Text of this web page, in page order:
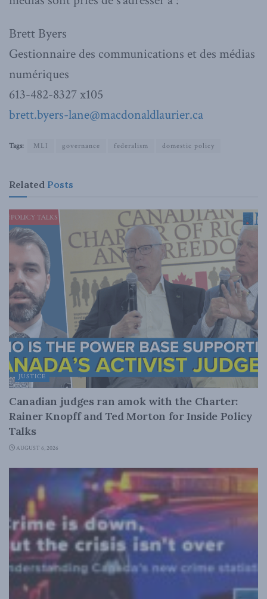
Brett Byers
Gestionnaire des communications et des médias
numériques
613-482-8327 x105
brett.byers-lane@macdonaldlaurier.ca
Tags: MLI governance federalism domestic policy
Related Posts
JUSTICE
Canadian judges ran amok with the Charter:
Rainer Knopff and Ted Morton for Inside Policy
Talks
AUGUST 6, 2026